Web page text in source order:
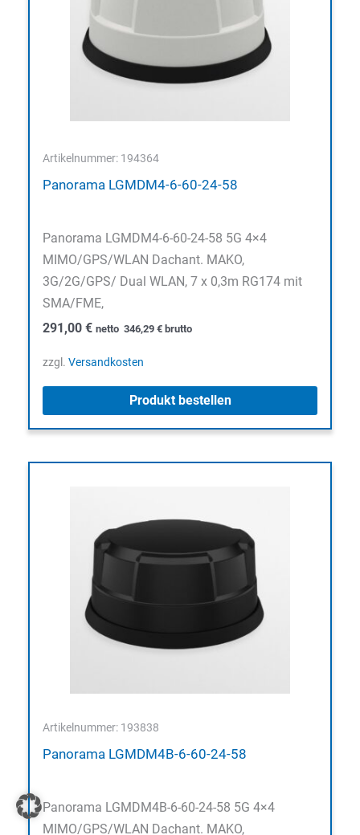
Artikelnummer: 194364
Panorama LGMDM4-6-60-24-58
Panorama LGMDM4-6-60-24-58 5G 4×4
MIMO/GPS/WLAN Dachant. MAKO,
3G/2G/GPS/ Dual WLAN, 7 x 0,3m RG174 mit
SMA/FME,
291,00 € netto 346,29 € brutto
zzgl. Versandkosten
Produkt bestellen
Artikelnummer: 193838
Panorama LGMDM4B-6-60-24-58
Panorama LGMDM4B-6-60-24-58 5G 4×4
MIMO/GPS/WLAN Dachant. MAKO,